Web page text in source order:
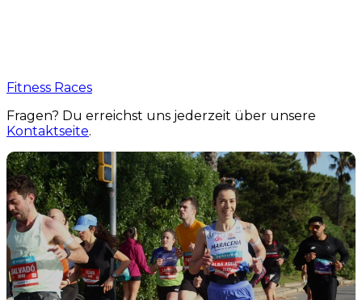
Fitness Races
Fragen? Du erreichst uns jederzeit über unsere
Kontaktseite.